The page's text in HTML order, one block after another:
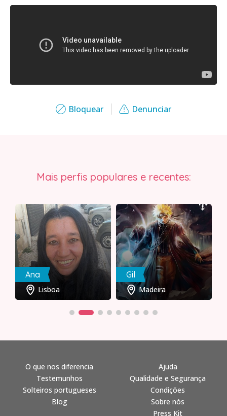
Bloquear Denunciar
Mais perfis populares e recentes:
Ana
Lisboa
Gil
Madeira
O que nos diferencia
Testemunhos
Solteiros portugueses
Blog
Ajuda
Qualidade e Segurança
Condições
Sobre nós
Press Kit